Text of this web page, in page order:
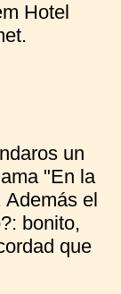
Hotel
un
"En la
el
bonito,
que